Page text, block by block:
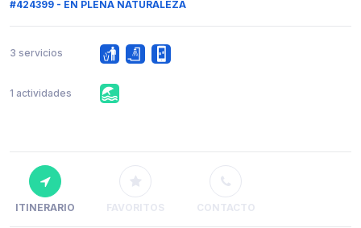
#424399 - EN PLENA NATURALEZA
3 servicios
1 actividades
ITINERARIO FAVORITOS CONTACTO